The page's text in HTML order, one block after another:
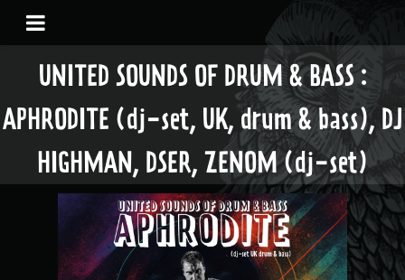
UNITED SOUNDS OF DRUM & BASS :
APHRODITE (dj-set, UK, drum & bass), DJ
HIGHMAN, DSER, ZENOM (dj-set)